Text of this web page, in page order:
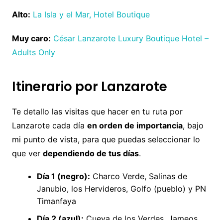
Alto: La Isla y el Mar, Hotel Boutique
Muy caro: César Lanzarote Luxury Boutique Hotel –
Adults Only
Itinerario por Lanzarote
Te detallo las visitas que hacer en tu ruta por
Lanzarote cada día en orden de importancia, bajo
mi punto de vista, para que puedas seleccionar lo
que ver dependiendo de tus días.
Día 1 (negro): Charco Verde, Salinas de
Janubio, los Hervideros, Golfo (pueblo) y PN
Timanfaya